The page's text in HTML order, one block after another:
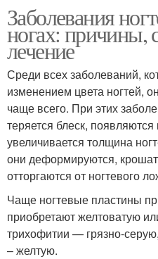
Заболевания
ногах: причины,
лечение
Среди всех заболеваний,
изменением цвета ногтей,
чаще всего. При этих
теряется блеск,
увеличивается толщина
они деформируются,
отторгаются от ногтевого
Чаще ногтевые пластины
приобретают желтоватую
трихофитии — грязно-
– желтую.